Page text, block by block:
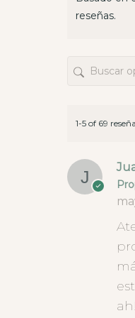
reseñas.
1-5 of 69